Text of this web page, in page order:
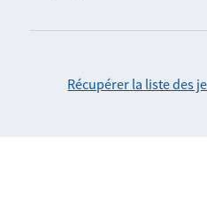
Récupérer la liste des